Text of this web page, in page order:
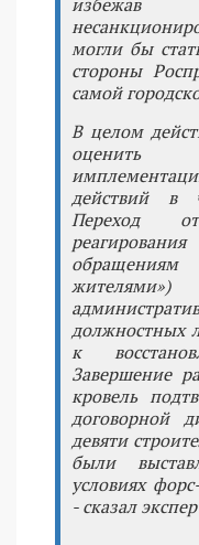
могли бы
стороны
самой
В целом
оценить
действий в
Переход
должностных
к
Завершение
кровель
договорной
девяти
были
условиях
- сказал